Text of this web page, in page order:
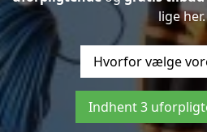
lige her.
Hvorfor vælge
Indhent 3